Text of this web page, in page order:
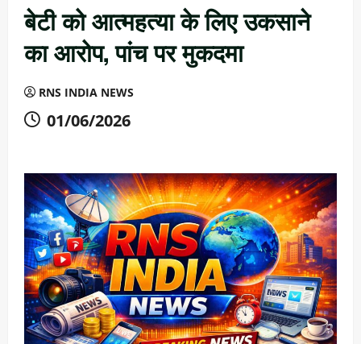
बेटी को आत्महत्या के लिए उकसाने
का आरोप, पांच पर मुकदमा
RNS INDIA NEWS
01/06/2026